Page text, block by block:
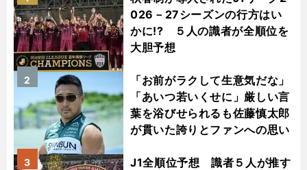
026－27シーズンの行方はい
かに!? ５人の識者が全順位を
大胆予想
「お前がラクして生意気だな」
「あいつ若いくせに」厳しい言
葉を浴びせられるも佐藤慎太郎
が貫いた誇りとファンへの思い
2
J1全順位予想 識者５人が推す
3